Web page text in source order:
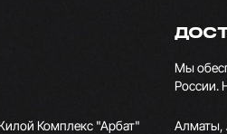
Комплекс "Арбат"
Мы
России.
Алматы,